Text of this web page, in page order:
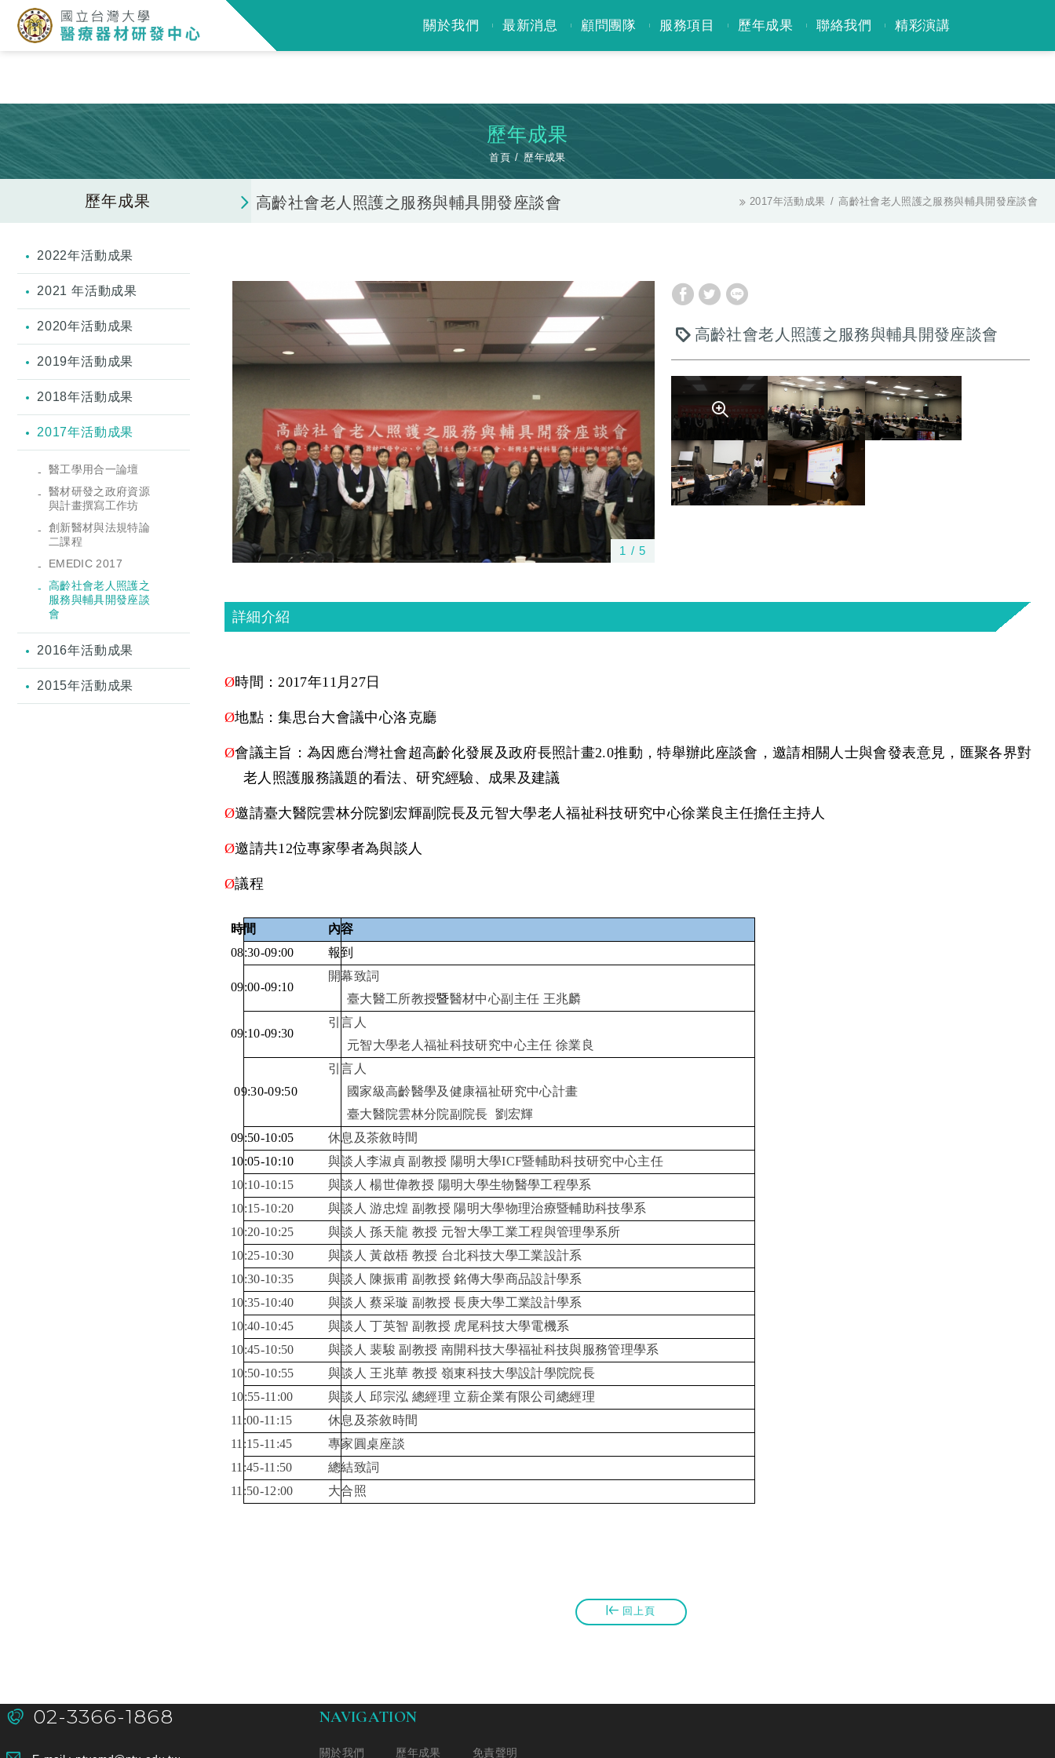
關於我們 最新消息 顧問團隊 服務項目 歷年成果 聯絡我們 精彩演講
歷年成果
首頁 歷年成果
歷年成果
2022年活動成果
2021 年活動成果
2020年活動成果
2019年活動成果
2018年活動成果
2017年活動成果
醫工學用合一論壇
醫材研發之政府資源
與計畫撰寫工作坊
創新醫材與法規特論
二課程
EMEDIC 2017
高齡社會老人照護之
服務與輔具開發座談
會
2016年活動成果
2015年活動成果
高齡社會老人照護之服務與輔具開發座談會 2017年活動成果 高齡社會老人照護之服務與輔具開發座談會
高齡社會老人照護之服務與輔具開發座談會
1 /5
詳細介紹
Ø時間：2017年11 月27日
Ø地點：集思台大會議中心洛克廳
Ø會議主旨：為因應台灣社會超高齡化發展及政府長照計畫2.0推動，特舉辦此座談會，邀請相關人士與會發表意見，匯聚各界對
老人照護服務議題的看法、研究經驗、成果及建議
Ø邀請臺大醫院雲林分院劉宏輝副院長及元智大學老人福祉科技研究中心徐業良主任擔任主持人
Ø邀請共12位專家學者為與談 人
Ø議程
時間
內容
08:30-09:00
報到
09:00-09:10
開幕致詞
臺大醫工所教授暨醫材中心副主任 王兆麟
09:10-09:30
引言人
元智大學老人福祉科技研究中心主任 徐業良
09:30-09:50
引言人
國家級高齡醫學及健康福祉研究中心計畫
臺大醫院雲林分院副院長 劉宏輝
09:50-10:05
休息及茶敘時間
10:05-10:10
與談人李淑貞 副教授 陽明大學ICF暨輔助科技研究中心主任
10:10-10:15
與談人 楊世偉教授 陽明大學生物醫學工程學系
10:15-10:20
與談人 游忠煌 副教授 陽明大學物理治療暨輔助科技學系
10:20-10:25
與談人 孫天龍 教授 元智大學工業工程與管理學系所
10:25-10:30
與談人 黃啟梧 教授 台北科技大學工業設計系
10:30-10:35
與談人 陳振甫 副教授 銘傳大學商品設計學系
10:35-10:40
與談人 蔡采璇 副教授 長庚大學工業設計學系
10:40-10:45
與談人 丁英智 副教授 虎尾科技大學電機系
10:45-10:50
與談人 裴駿 副教授 南開科技大學福祉科技與服務管理學系
10:50-10:55
與談人 王兆華 教授 嶺東科技大學設計學院院長
10:55-11:00
與談人 邱宗泓 總經理 立薪企業有限公司總經理
11:00-11:15
休息及茶敘時間
11:15-11:45
專家圓桌座談
11:45-11:50
總結致詞
11:50-12:00
大合照
回上頁
02-3366-1868 NAVIGATION
關於我們 歷年成果 免責聲明